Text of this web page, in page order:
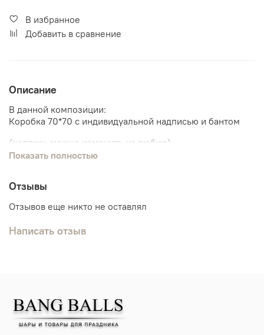
В избранное
Добавить в сравнение
Описание
В данной композиции:
Коробка 70*70 с индивидуальной надписью и бантом
(надпись можно изменить на любую)
6 обычных шариков
Фольгированное сердце
Показать полностью
Отзывы
Отзывов еще никто не оставлял
Написать отзыв